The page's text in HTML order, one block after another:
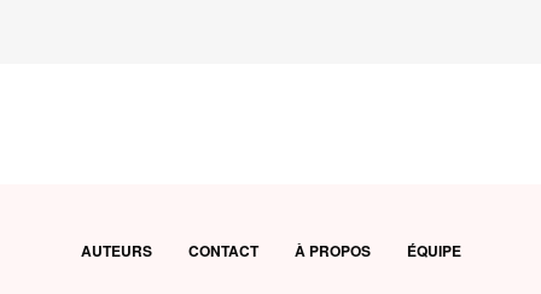
AUTEURS CONTACT À PROPOS ÉQUIPE